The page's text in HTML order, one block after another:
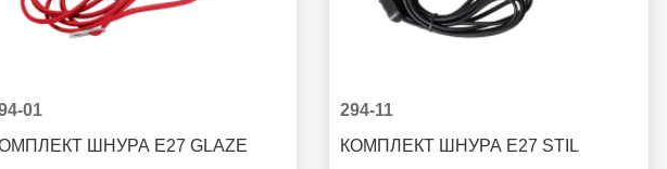
01
ШНУРА E27 GLAZE
294-11
КОМПЛЕКТ ШНУРА E27 STIL